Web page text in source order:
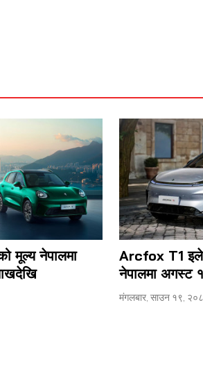
मूल्य नेपालमा
Arcfox T1
नेपालमा अगस्ट
मंगलबार, साउन १९,